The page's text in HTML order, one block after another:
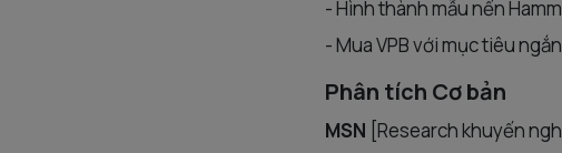
- Hình thành mẫu nến
- Mua VPB với mục tiêu
Phân tích Cơ bản
MSN [Research khuyến